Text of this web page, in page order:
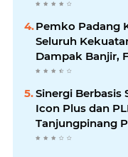
Dipercepat
Pemko Padang
Seluruh
Dampak Banjir,
Desak
Pengendalian
Sinergi Berbasis
Icon Plus dan
Tanjungpinang
Kolaborasi